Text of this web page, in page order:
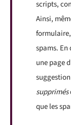
scripts,
Ainsi,
spams.
une page
supprimés
que les